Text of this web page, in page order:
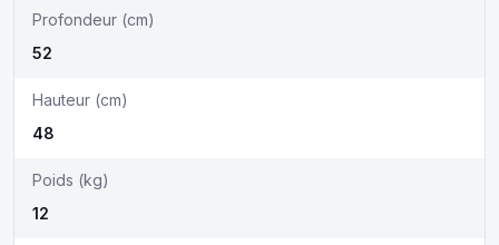
Profondeur (cm)
52
Hauteur (cm)
48
Poids (kg)
12